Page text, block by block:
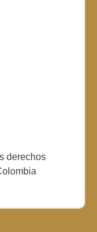
derechos